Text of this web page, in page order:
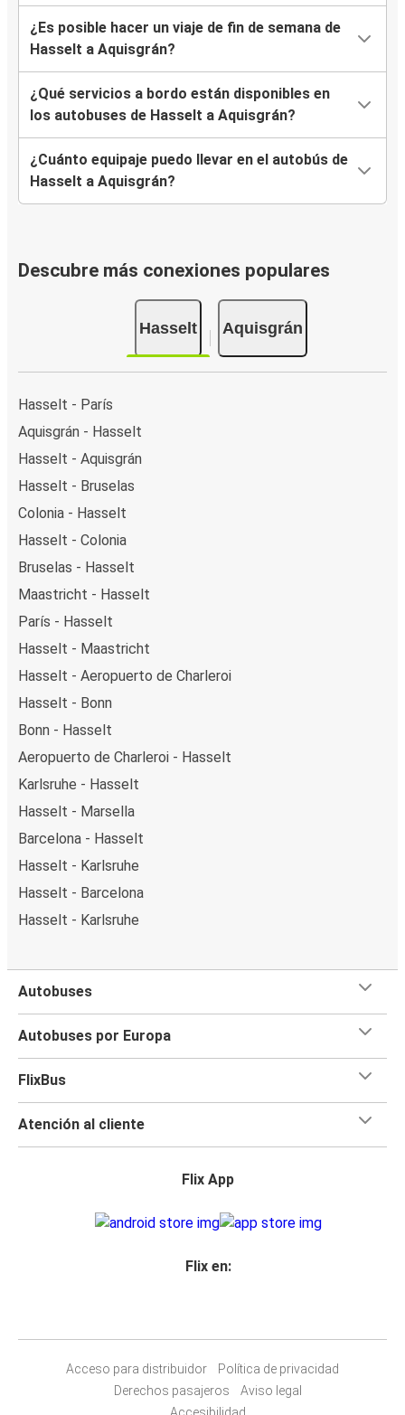
¿Es posible hacer un viaje de fin de semana de
Hasselt a Aquisgrán?
¿Qué servicios a bordo están disponibles en
los autobuses de Hasselt a Aquisgrán?
¿Cuánto equipaje puedo llevar en el autobús de
Hasselt a Aquisgrán?
Descubre más conexiones populares
Hasselt Aquisgrán
Hasselt - París
Aquisgrán - Hasselt
Hasselt - Aquisgrán
Hasselt - Bruselas
Colonia - Hasselt
Hasselt - Colonia
Bruselas - Hasselt
Maastricht - Hasselt
París - Hasselt
Hasselt - Maastricht
Hasselt - Aeropuerto de Charleroi
Hasselt - Bonn
Bonn - Hasselt
Aeropuerto de Charleroi - Hasselt
Karlsruhe - Hasselt
Hasselt - Marsella
Barcelona - Hasselt
Hasselt - Karlsruhe
Hasselt - Barcelona
Hasselt - Karlsruhe
Autobuses
Autobuses por Europa
FlixBus
Atención al cliente
Flix App
Flix en:
Acceso para distribuidor
Política de privacidad
Derechos pasajeros
Aviso legal
Accesibilidad